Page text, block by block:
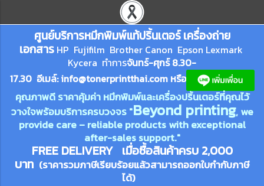
ศูนย์บริการหมึกพิมพ์แท้ปริ้นเตอร์ เครื่องถ่าย
เอกสาร HP Fujifilm Brother Canon Epson Lexmark
Kycera ทำการจันทร์-ศุกร์ 8.30-
17.30 อีเมล์:info@tonerprintthai.com หรือ
คุณภาพดี ราคาคุ้มค่า หมึกพิมพ์และเครื่องปริ้นเตอร์ที่คุณไว้
วางใจพร้อมบริการครบวงจร "Beyond printing, we
provide care – reliable products with exceptional
after-sales support."
FREE DELIVERY เมื่อซื้อสินค้าครบ 2,000
บาท (ราคารวมภาษีเรียบร้อยแล้วสามารถออกใบกำกับภาษี
ได้)